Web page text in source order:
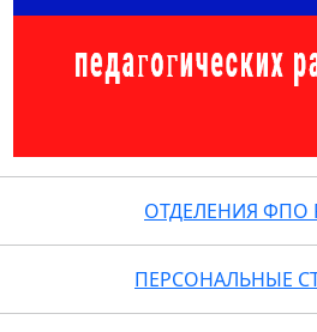
ОТДЕЛЕНИЯ ФПО
ПЕРСОНАЛЬНЫЕ